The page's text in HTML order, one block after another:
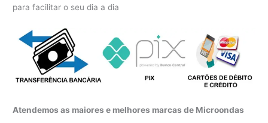
para facilitar o seu dia a dia
Atendemos as maiores e melhores marcas de Microondas